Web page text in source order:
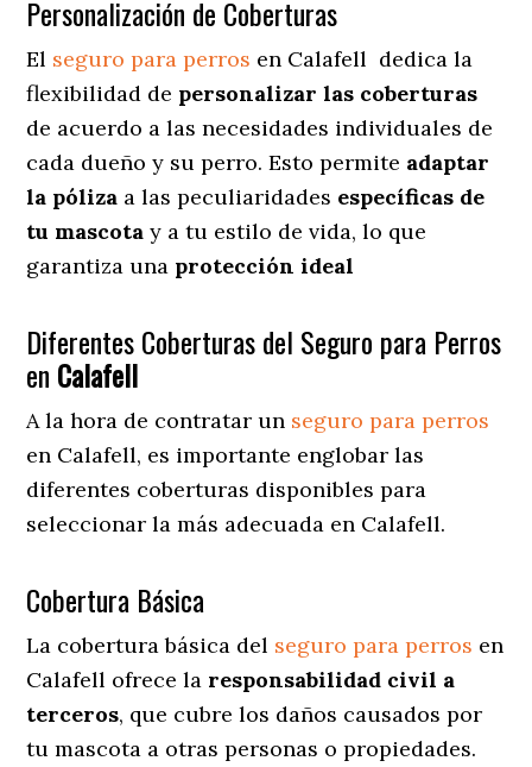
Personalización de Coberturas
El seguro para perros en Calafell dedica la
flexibilidad de personalizar las coberturas
de acuerdo a las necesidades individuales de
cada dueño y su perro. Esto permite adaptar
la póliza a las peculiaridades específicas de
tu mascota y a tu estilo de vida, lo que
garantiza una protección ideal
Diferentes Coberturas del Seguro para Perros
en Calafell
A la hora de contratar un seguro para perros
en Calafell, es importante englobar las
diferentes coberturas disponibles para
seleccionar la más adecuada en Calafell.
Cobertura Básica
La cobertura básica del seguro para perros en
Calafell ofrece la responsabilidad civil a
terceros, que cubre los daños causados por
tu mascota a otras personas o propiedades.